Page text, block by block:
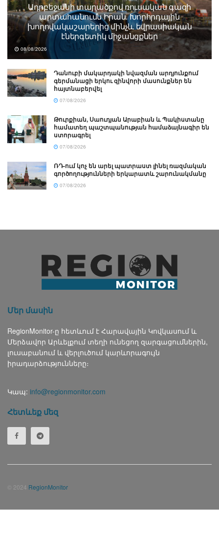
Ադրբեջանի տարածքով ռուսական գազի
արտահանումն Իրան. Խորհրդային
խողովակաշարերից մինչև եվրասիական
էներգետիկ միջանցքներ
08/08/2026
Դանուբի մակարդակի նվազման արդյունքում
գերմանացի երկու զինվորի մասունքներ են
հայտնաբերվել
07/08/2026
Թուրքիան, Սաուդյան Արաբիան և Պակիստանը
համատեղ պաշտպանության համաձայնագիր են
ստորագրել
07/08/2026
ՌԴ-ում կոչ են արել պատրաստ լինել ռազմական
գործողությունների երկարատև շարունակմանը
07/08/2026
Մեր մասին
RegionMonitor-ը հետևում է Հարավային Կովկասում և
Մերձավոր Արևելքում տեղի ունեցող զարգացումներին,
լուսաբանում և վերլուծում կարևորագույն
իրադարձությունները։
Կապ: info@regionmonitor.com
Հետևեք մեզ
© 2024 RegionMonitor